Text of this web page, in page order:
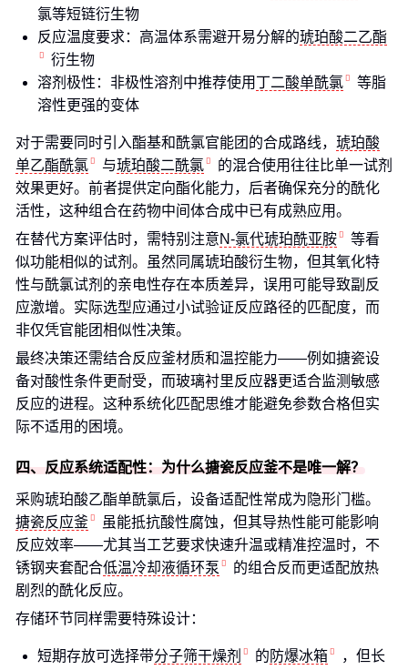
氯等短链衍生物
反应温度要求：高温体系需避开易分解的琥珀酸二乙酯
衍生物
溶剂极性：非极性溶剂中推荐使用 丁二酸单酰氯
等脂
溶性更强的变体
对于需要同时引入酯基和酰氯官能团的合成路线， 琥珀酸
单乙酯酰氯
与琥珀酸二酰氯
的混合使用往往比单一试剂
效果更好。前者提供定向酯化能力，后者确保充分的酰化
活性，这种组合在药物中间体合成中已有成熟应用。
在替代方案评估时，需特别注意N-氯代琥珀酰亚胺
等看
似功能相似的试剂。虽然同属琥珀酸衍生物，但其氧化特
性与酰氯试剂的亲电性存在本质差异，误用可能导致副反
应激增。实际选型应通过小试验证反应路径的匹配度，而
非仅凭官能团相似性决策。
最终决策还需结合反应釜材质和温控能力——例如搪瓷设
备对酸性条件更耐受，而玻璃衬里反应器更适合监测敏感
反应的进程。这种系统化匹配思维才能避免参数合格但实
际不适用的困境。
四、反应系统适配性：为什么搪瓷反应釜不是唯一解？
采购琥珀酸乙酯单酰氯后，设备适配性常成为隐形门槛。
搪瓷反应釜
虽能抵抗酸性腐蚀，但其导热性能可能影响
反应效率——尤其当工艺要求快速升温或精准控温时，不
锈钢夹套配合低温冷却液循环泵
的组合反而更适配放热
剧烈的酰化反应。
存储环节同样需要特殊设计：
短期存放可选择带分子筛干燥剂 的 防爆冰箱
，但长